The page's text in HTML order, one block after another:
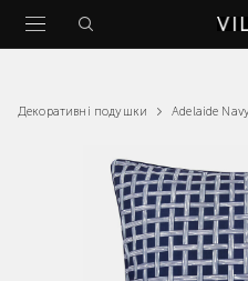
Декоративні подушки Adelaide